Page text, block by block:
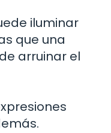
iluminar
que una
arruinar el